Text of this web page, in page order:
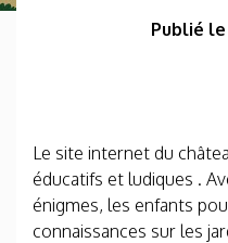
Publié
Le site internet du
éducatifs et ludiques .
énigmes, les enfants
connaissances sur les